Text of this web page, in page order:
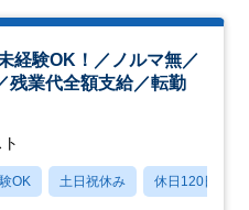
経験OK！／ノルマ無／
残業代全額支給／転勤
OK 土日祝休み 休日120日以上